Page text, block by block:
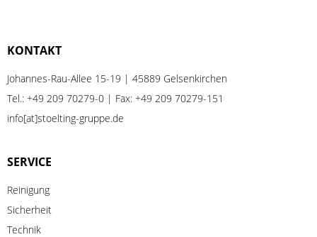
KONTAKT
Johannes-Rau-Allee 15-19 | 45889 Gelsenkirchen
Tel.: +49 209 70279-0 | Fax: +49 209 70279-151
info[at]stoelting-gruppe.de
SERVICE
Reinigung
Sicherheit
Technik